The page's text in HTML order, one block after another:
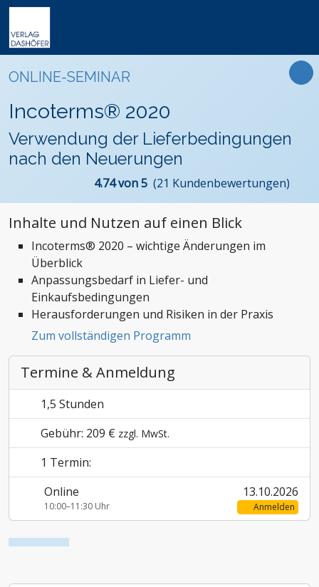
Online-Seminare
VideoCampus
Seminare
Tagungen
Inhouse
Fachbücher
Software
Wissensdatenbanken
Formulare
Arbeitsrecht
Bauwesen und Architektur
Betriebsrat und Arbeitnehmervertretung
Einkauf
Immobilien und Grundbesitz
Management und Unternehmensführung
Nachhaltigkeit
Personalmanagement und Entgeltabrechnung
Steuern, Finanzen und Controlling
Stiftungen und Non-Profit Organisationen
Zoll und Außenhandel
Newsletter
FAQ
Der Verlag
Das Team
Unsere Profis
Presse
Karriere
Online-Weiterbildung
Präsenz-Weiterbildung
Produkte
Themen
ONLINE-SEMINAR
Incoterms® 2020
Verwendung der Lieferbedingungen
nach den Neuerungen
4.74 von 5 (21 Kundenbewertungen)
Inhalte und Nutzen auf einen Blick
Incoterms® 2020 – wichtige Änderungen im
Überblick
Anpassungsbedarf in Liefer- und
Einkaufsbedingungen
Herausforderungen und Risiken in der Praxis
Zum vollständigen Programm
Termine & Anmeldung
1,5 Stunden
Gebühr: 209 € zzgl. MwSt.
1 Termin:
Online
10:00–11:30 Uhr
13.10.2026
Anmelden